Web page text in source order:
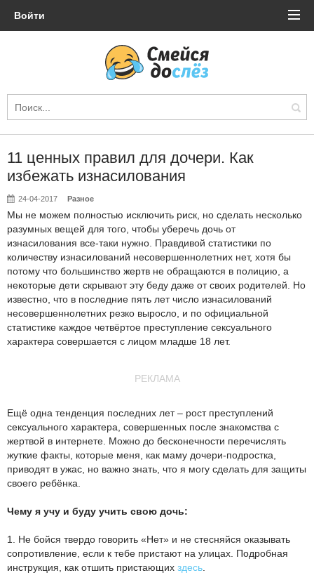
Войти
11 ценных правил для дочери. Как
избежать изнасилования
24-04-2017 Разное
Мы не можем полностью исключить риск, но сделать несколько
разумных вещей для того, чтобы уберечь дочь от
изнасилования все-таки нужно. Правдивой статистики по
количеству изнасилований несовершеннолетних нет, хотя бы
потому что большинство жертв не обращаются в полицию, а
некоторые дети скрывают эту беду даже от своих родителей. Но
известно, что в последние пять лет число изнасилований
несовершеннолетних резко выросло, и по официальной
статистике каждое четвёртое преступление сексуального
характера совершается с лицом младше 18 лет.
РЕКЛАМА
Ещё одна тенденция последних лет – рост преступлений
сексуального характера, совершенных после знакомства с
жертвой в интернете. Можно до бесконечности перечислять
жуткие факты, которые меня, как маму дочери-подростка,
приводят в ужас, но важно знать, что я могу сделать для защиты
своего ребёнка.
Чему я учу и буду учить свою дочь:
1. Не бойся твердо говорить «Нет» и не стесняйся оказывать
сопротивление, если к тебе пристают на улицах. Подробная
инструкция, как отшить пристающих здесь